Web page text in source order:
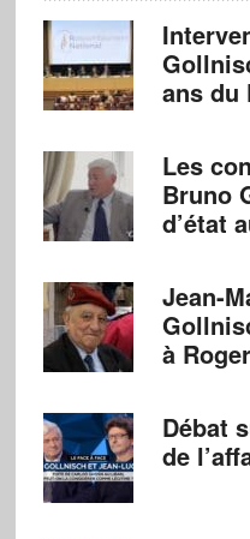
ans du
Les
Bruno
d’état
Jean-
à
Débat
de